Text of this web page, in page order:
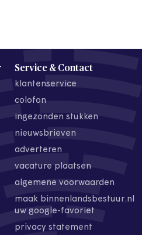
Service & Contact
klantenservice
colofon
ingezonden stukken
nieuwsbrieven
adverteren
vacature plaatsen
algemene voorwaarden
maak binnenlandsbestuur.nl
uw google-favoriet
privacy statement